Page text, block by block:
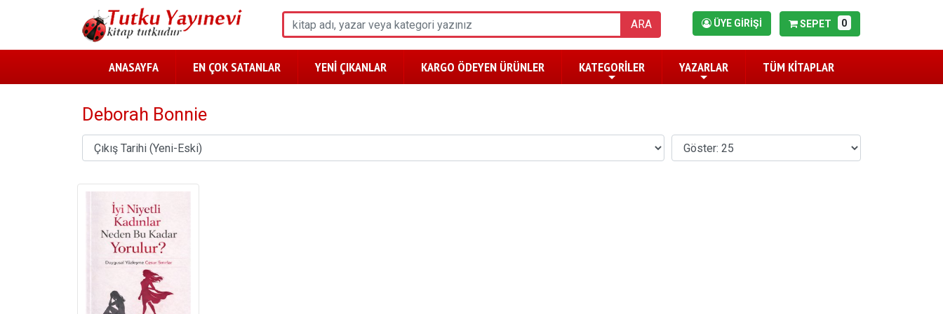
ARA ÜYE GİRİŞİ SEPET 0
ANASAYFA EN ÇOK SATANLAR YENİ ÇIKANLAR KARGO ÖDEYEN ÜRÜNLER KATEGORİLER YAZARLAR TÜM KİTAPLAR
Deborah Bonnie